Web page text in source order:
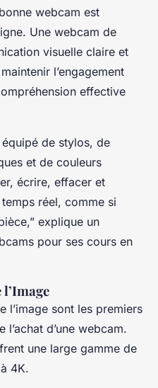
webcam est
Une webcam de
visuelle claire et
l’engagement
effective
de stylos, de
et de couleurs
écrire, effacer et
réel, comme si
explique un
pour ses cours en
l’image sont les premiers
d’une webcam.
une large gamme de
4K.